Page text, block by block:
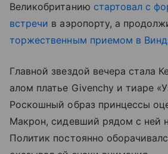
Великобританию стартовал с
встречи в аэропорту, а
торжественным приемом в
Главной звездой вечера стала
алом платье Givenchy и тиаре
Роскошный образ принцессы
Макрон, сидевший рядом с ней
Политик постоянно